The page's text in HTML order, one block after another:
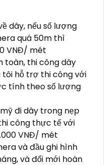
dây, nếu số lượng
quá 50m thì
VNĐ/ mét
toàn, thi công dây
hỗ trợ thi công với
tính theo số lượng
đi dây trong nẹp
công thực tế với
VNĐ/ mét
và đầu ghi hình
và đổi mới hoàn